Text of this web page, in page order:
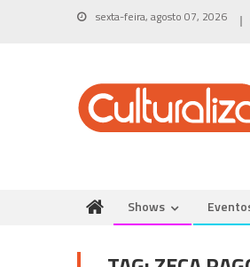
sexta-feira, agosto 07, 2026
Shows